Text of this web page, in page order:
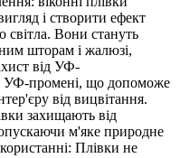
і створити ефект
світла. Вони стануть
шторам і жалюзі,
від УФ-
УФ-промені, що допоможе
від вицвітання.
захищають від
м'яке природне
Плівки не